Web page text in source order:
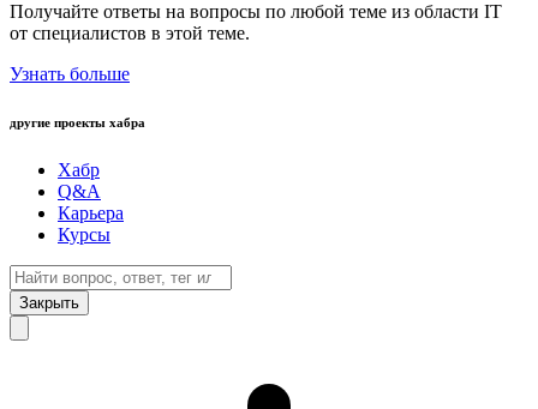
Получайте ответы на вопросы по любой теме из области IT
от специалистов в этой теме.
Узнать больше
другие проекты хабра
Хабр
Q&A
Карьера
Курсы
Закрыть